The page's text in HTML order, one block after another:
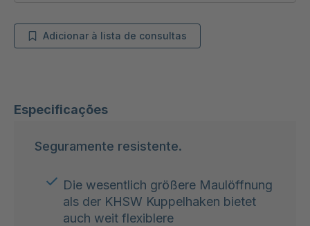
Especificações
Seguramente resistente.
Die wesentlich größere Maulöffnung
als der KHSW Kuppelhaken bietet
auch weit flexiblere
Adicionar à lista de consultas